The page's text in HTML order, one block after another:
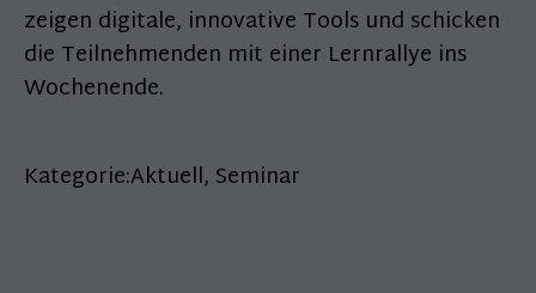
zeigen digitale, innovative Tools und schicken
die Teilnehmenden mit einer Lernrallye ins
Wochenende.
Kategorie:Aktuell,Seminar